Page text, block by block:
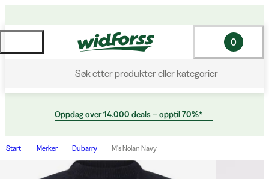
Søk etter produkter eller kategorier
0
Oppdag over 14.000 deals – opptil 70%*
Start Merker Dubarry M's Nolan Navy